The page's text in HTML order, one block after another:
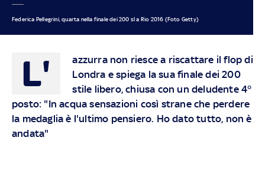
Federica Pellegrini, quarta nella finale dei 200 sl a Rio 2016 (Foto Getty)
L'
azzurra non riesce a riscattare il flop di
Londra e spiega la sua finale dei 200
stile libero, chiusa con un deludente 4°
posto: "In acqua sensazioni così strane che perdere
la medaglia è l'ultimo pensiero. Ho dato tutto, non è
andata"